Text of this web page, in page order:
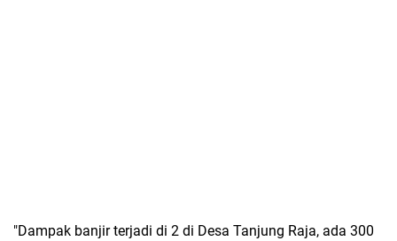
"Dampak banjir terjadi di 2 di Desa Tanjung Raja, ada 300